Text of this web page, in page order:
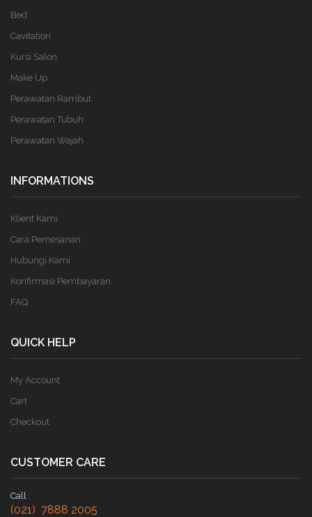
Bed
Cavitation
Kursi Salon
Make Up
Perawatan Rambut
Perawatan Tubuh
Perawatan Wajah
INFORMATIONS
Klient Kami
Cara Pemesanan
Hubungi Kami
Konfirmasi Pembayaran
FAQ
QUICK HELP
My Account
Cart
Checkout
CUSTOMER CARE
Call :
(021) 7888 2005